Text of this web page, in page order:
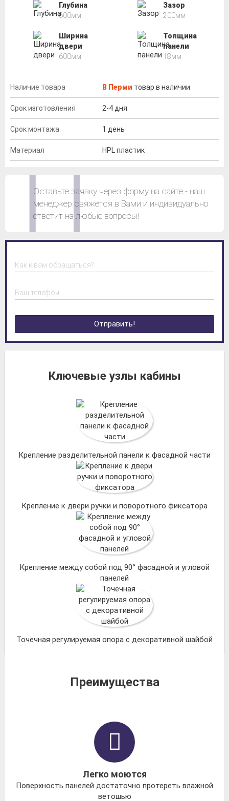
Глубина
600мм
Зазор
200мм
Ширина
двери
600мм
Толщина
панели
18мм
Наличие товара В Перми товар в наличии
Срок изготовления 2-4 дня
Срок монтажа 1 день
Материал HPL пластик
Оставьте заявку через форму на сайте - наш
менеджер свяжется в Вами и индивидуально
ответит на любые вопросы!
Как к вам обращаться?
Ваш телефон
Отправить!
Ключевые узлы кабины
Крепление разделительной панели к фасадной части
Крепление к двери ручки и поворотного фиксатора
Крепление между собой под 90° фасадной и угловой
панелей
Точечная регулируемая опора с декоративной шайбой
Преимущества
Легко моются
Поверхность панелей достаточно протереть влажной
ветошью